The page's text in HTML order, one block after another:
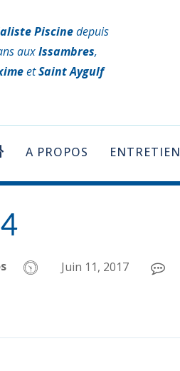
Piscinedepuis
auxIssambres,
etSaint Aygulf
A PROPOS ENTRETIEN
Juin 11, 2017